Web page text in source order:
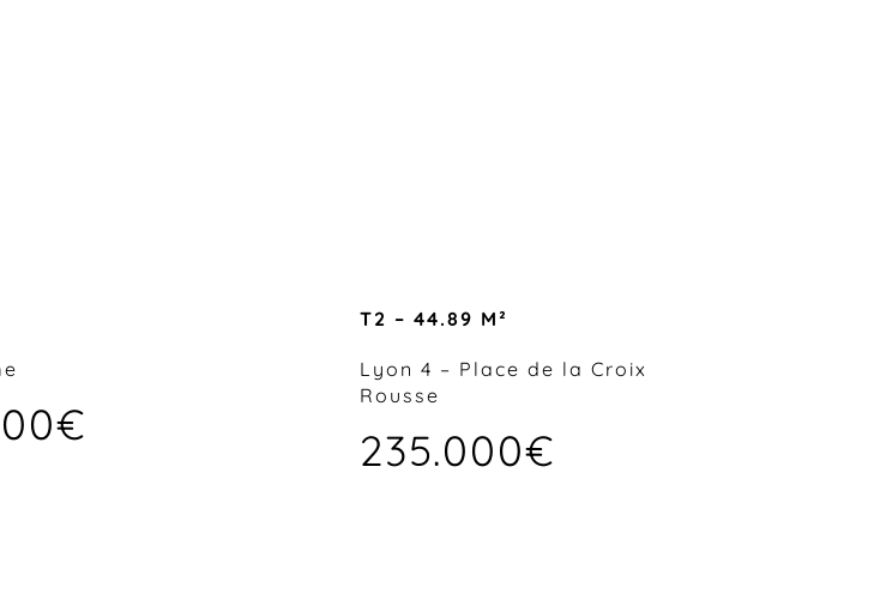
T2 – 44.89 M²
Lyon 4 – Place de la Croix
Rousse
235.000€